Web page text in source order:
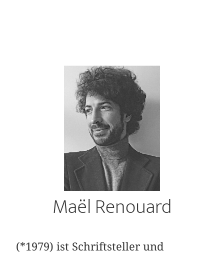
Maël Renouard
(*1979) ist Schriftsteller und